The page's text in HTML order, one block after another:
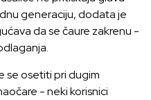
generaciju, dodata je
da se čaure zakrenu -
se osetiti pri dugim
- neki korisnici